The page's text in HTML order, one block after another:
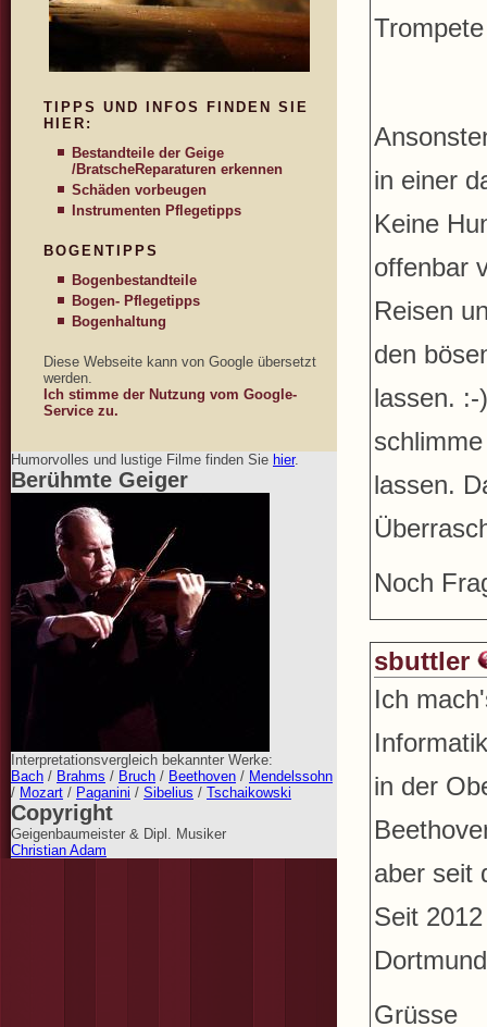
in einer
Keine
offenbar
Reisen
den
lassen.
lassen.
Noch
sbuttler
Ich
in der
aber seit
Seit
Grüsse
TIPPS UND INFOS FINDEN SIE
HIER:
Bestandteile der Geige
/BratscheReparaturen erkennen
Schäden vorbeugen
Instrumenten Pflegetipps
BOGENTIPPS
Bogenbestandteile
Bogen- Pflegetipps
Bogenhaltung
Diese Webseite kann von Google übersetzt
werden.
Ich stimme der Nutzung vom Google-
Service zu.
Humorvolles und lustige Filme finden Sie hier.
Berühmte Geiger
Interpretationsvergleich bekannter Werke:
Bach / Brahms / Bruch / Beethoven / Mendelssohn
/ Mozart / Paganini / Sibelius / Tschaikowski
Copyright
Geigenbaumeister & Dipl. Musiker
Christian Adam